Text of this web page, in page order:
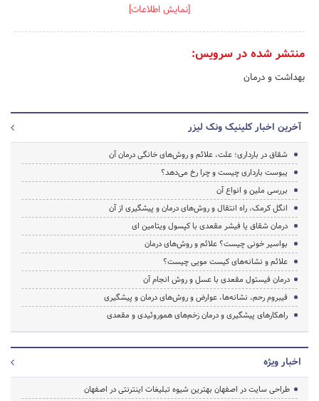
[نمایش اطلاعات]
منتشر شده در سرویس:
بهداشت و درمان
آخرین اخبار کلینیک ونک لیزر
شقاق در بارداری؛ علت، علائم و روش‌های خانگی درمان آن
یبوست بارداری چیست و چرا رخ می‌دهد؟
بررسی ملین و انواع آن
انگل کرمک، راه انتقال و روش‌های درمان و پیشگیری از آن
درمان شقاق یا فیشر مقعدی با کپسول ویتامین ای
بواسیر خونی چیست؟ علائم و روش‌های درمان
علائم و نشانه‌های کیست مویی چیست؟
درمان فیستول مقعدی با عسل و روش انجام آن
فیبروم رحم، نشانه‌ها، عوارض و روش‌های درمان و پیشگیری
راهکارهای پیشگیری و درمان زخم‌های هموروئیدی و مقعدی
اخبار ویژه
طراحی سایت در اصفهان بهترین شیوه تبلیغات اینترنتی در اصفهان